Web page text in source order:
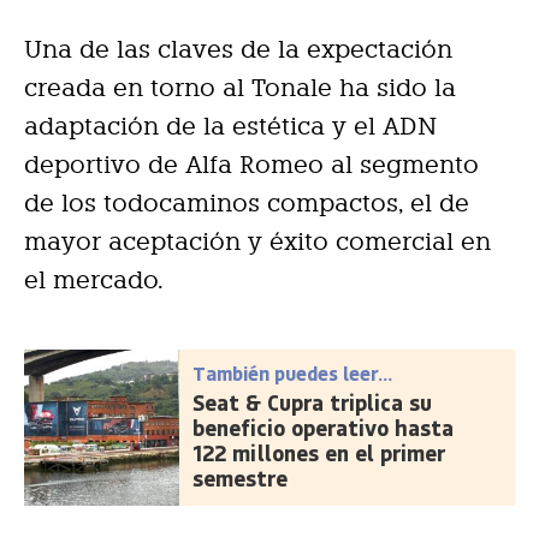
Una de las claves de la expectación
creada en torno al Tonale ha sido la
adaptación de la estética y el ADN
deportivo de Alfa Romeo al segmento
de los todocaminos compactos, el de
mayor aceptación y éxito comercial en
el mercado.
También puedes leer...
Seat & Cupra triplica su
beneficio operativo hasta
122 millones en el primer
semestre